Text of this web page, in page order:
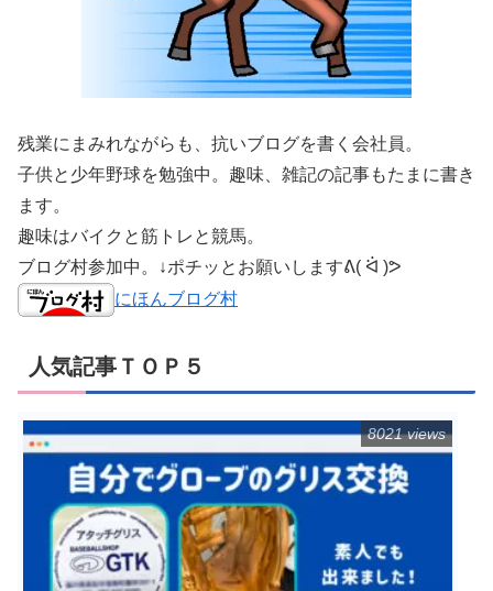
残業にまみれながらも、抗いブログを書く会社員。
子供と少年野球を勉強中。趣味、雑記の記事もたまに書き
ます。
趣味はバイクと筋トレと競馬。
ブログ村参加中。↓ポチッとお願いしますᕕ( ᐛ )ᕗ
にほんブログ村
人気記事ＴＯＰ５
8021 views